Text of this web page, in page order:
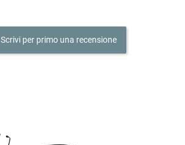
Scrivi per primo una recensione